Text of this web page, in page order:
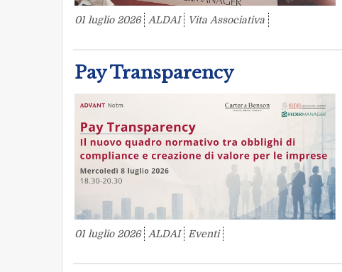
01 luglio 2026 ALDAI Vita Associativa
Pay Transparency
01 luglio 2026 ALDAI Eventi